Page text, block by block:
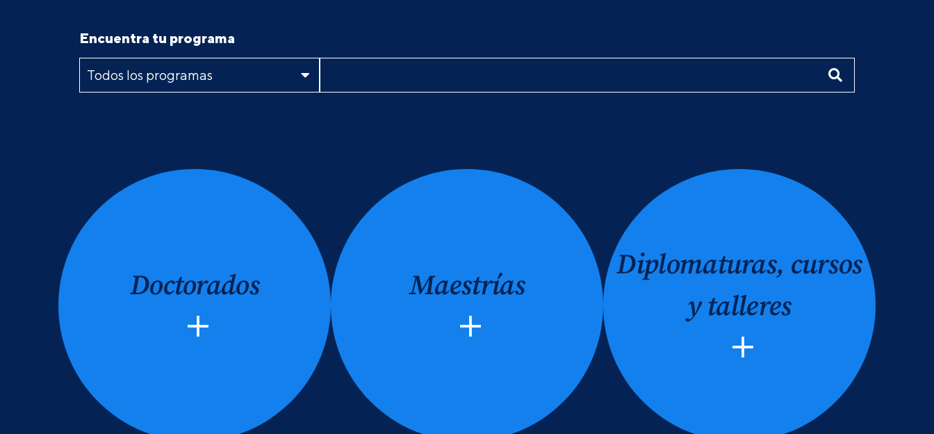
Encuentra tu programa
Doctorados Maestrías
Diplomaturas, cursos
y talleres